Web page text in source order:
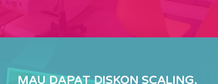
MAU DAPAT DISKON SCALING,